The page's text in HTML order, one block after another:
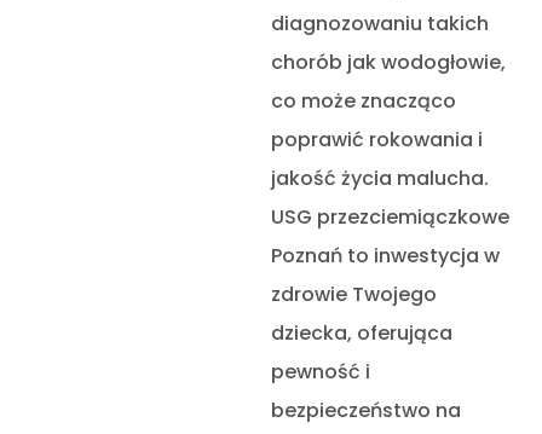
diagnozowaniu takich
chorób jak wodogłowie,
co może znacząco
poprawić rokowania i
jakość życia malucha.
USG przezciemiączkowe
Poznań to inwestycja w
zdrowie Twojego
dziecka, oferująca
pewność i
bezpieczeństwo na